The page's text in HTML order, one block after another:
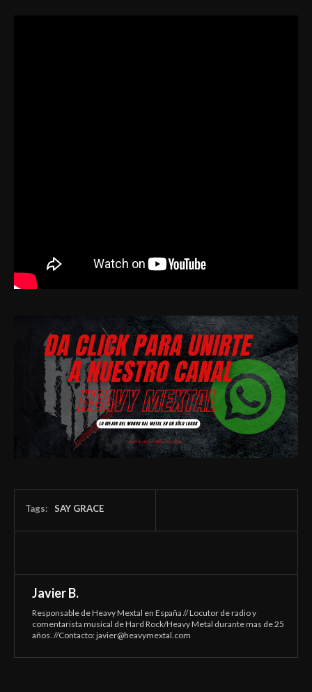
Tags: SAY GRACE
Javier B.
Responsable de Heavy Mextal en España // Locutor de radio y
comentarista musical de Hard Rock/Heavy Metal durante mas de 25
años. //Contacto:javier@heavymextal.com